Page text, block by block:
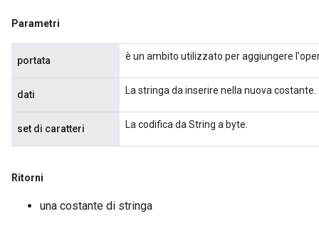
Parametri
portata è un ambito utilizzato per aggiungere
dati La stringa da inserire nella nuova costante.
set di caratteri La codifica da String a byte.
Ritorni
una costante di stringa